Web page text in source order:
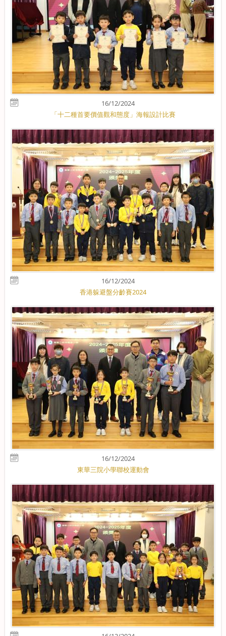
16/12/2024
「十二種首要價值觀和態度」海報設計比賽
16/12/2024
香港躲避盤分齡賽2024
16/12/2024
東華三院小學聯校運動會